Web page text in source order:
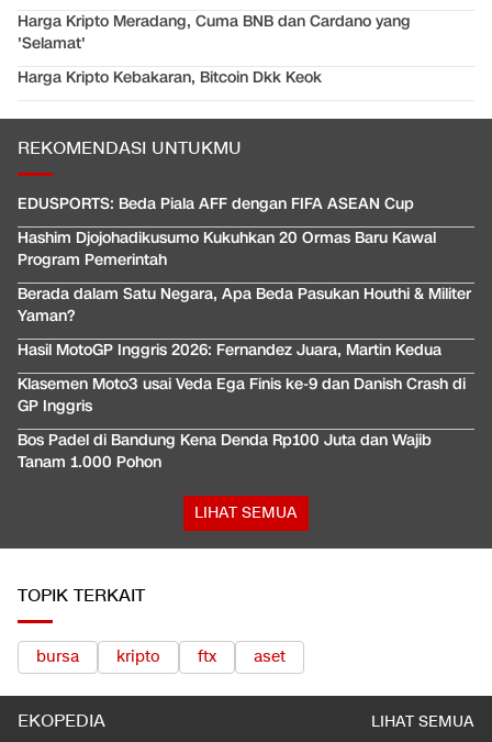
Harga Kripto Meradang, Cuma BNB dan Cardano yang
'Selamat'
Harga Kripto Kebakaran, Bitcoin Dkk Keok
REKOMENDASI UNTUKMU
EDUSPORTS: Beda Piala AFF dengan FIFA ASEAN Cup
Hashim Djojohadikusumo Kukuhkan 20 Ormas Baru Kawal
Program Pemerintah
Berada dalam Satu Negara, Apa Beda Pasukan Houthi & Militer
Yaman?
Hasil MotoGP Inggris 2026: Fernandez Juara, Martin Kedua
Klasemen Moto3 usai Veda Ega Finis ke-9 dan Danish Crash di
GP Inggris
Bos Padel di Bandung Kena Denda Rp100 Juta dan Wajib
Tanam 1.000 Pohon
LIHAT SEMUA
TOPIK TERKAIT
bursa kripto ftx aset
EKOPEDIA LIHAT SEMUA